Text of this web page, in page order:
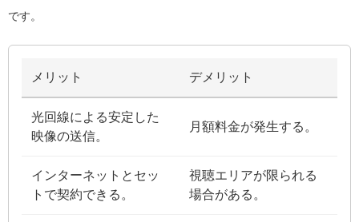
です。
メリット デメリット
光回線による安定した
映像の送信。
月額料金が発生する。
インターネットとセッ
トで契約できる。
視聴エリアが限られる
場合がある。